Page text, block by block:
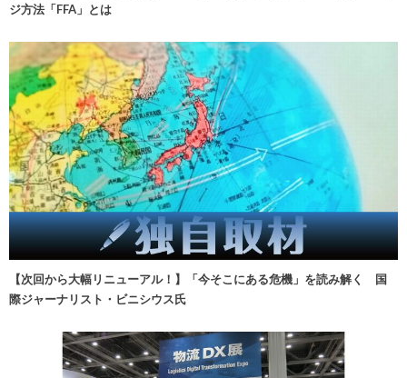
ジ方法「FFA」とは
【次回から大幅リニューアル！】「今そこにある危機」を読み解く 国
際ジャーナリスト・ビニシウス氏